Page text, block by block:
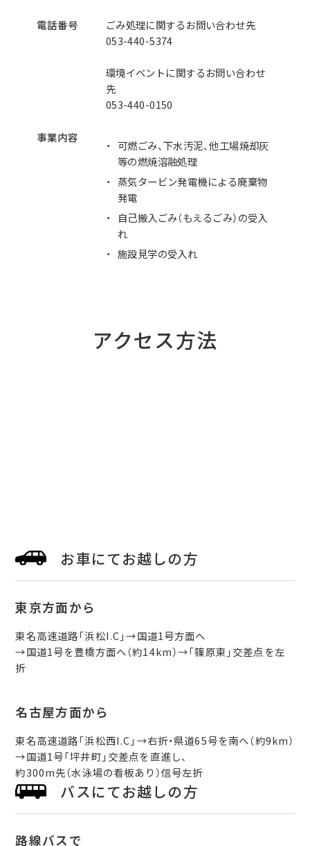
電話番号
ごみ処理に関するお問い合わせ先
053-440-5374
環境イベントに関するお問い合わせ
先
053-440-0150
事業内容
可燃ごみ、下水汚泥、他工場焼却灰
等の燃焼溶融処理
蒸気タービン発電機による廃棄物
発電
自己搬入ごみ（もえるごみ）の受入
れ
施設見学の受入れ
アクセス方法
お車にてお越しの方
東京方面から
東名高速道路「浜松I.C」→国道1号方面へ
→国道1号を豊橋方面へ（約14km）→「篠原東」交差点を左
折
名古屋方面から
東名高速道路「浜松西I.C」→右折・県道65号を南へ（約9km）
→国道1号「坪井町」交差点を直進し、
約300m先（水泳場の看板あり）信号左折
バスにてお越しの方
路線バスで